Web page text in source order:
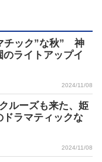
チック”な秋” 神
ライトアップイ
2024/11/08
ルーズも来た、姫
ドラマティックな
2024/11/08